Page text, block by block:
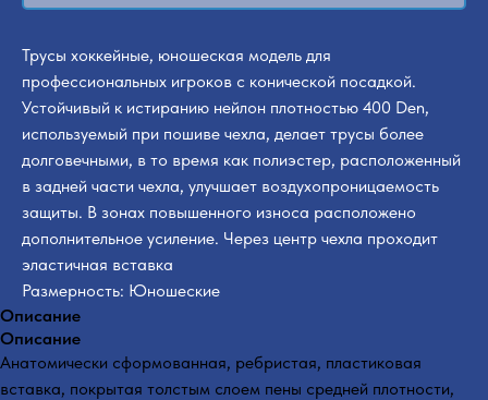
Трусы хоккейные, юношеская модель для
профессиональных игроков с конической посадкой.
Устойчивый к истиранию нейлон плотностью 400 Den,
используемый при пошиве чехла, делает трусы более
долговечными, в то время как полиэстер, расположенный
в задней части чехла, улучшает воздухопроницаемость
защиты. В зонах повышенного износа расположено
дополнительное усиление. Через центр чехла проходит
эластичная вставка
Размерность: Юношеские
Описание
Описание
Анатомически сформованная, ребристая, пластиковая
вставка, покрытая толстым слоем пены средней плотности,